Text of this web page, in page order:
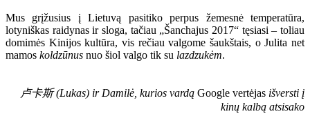
Mus grįžusius į Lietuvą pasitiko perpus žemesnė temperatūra,
lotyniškas raidynas ir sloga, tačiau „Šanchajus 2017“ tęsiasi – toliau
domimės Kinijos kultūra, vis rečiau valgome šaukštais, o Julita net
mamos koldzūnus nuo šiol valgo tik su lazdzukėm.
卢卡斯 (Lukas) ir Damilė, kurios vardą Google vertėjas išversti į
kinų kalbą atsisako